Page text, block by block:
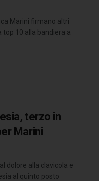
Marini firmano altri
10 alla bandiera a
terzo in
Marini
dolore alla clavicola e
al quinto posto